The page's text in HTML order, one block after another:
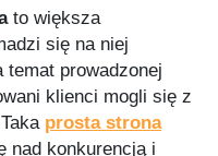
to większa
się na niej
prowadzonej
klienci mogli się z
prosta strona
nad konkurencją i